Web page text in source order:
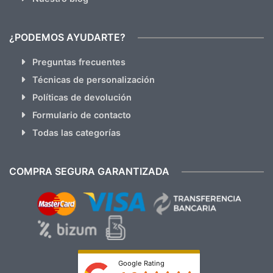
¿PODEMOS AYUDARTE?
Preguntas frecuentes
Técnicas de personalización
Políticas de devolución
Formulario de contacto
Todas las categorías
COMPRA SEGURA GARANTIZADA
Google Rating